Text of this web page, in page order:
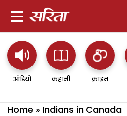
ऑडियो कहानी क्राइम
Home » Indians in Canada